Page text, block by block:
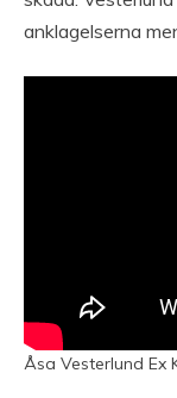
anklagelserna
Åsa Vesterlund Ex